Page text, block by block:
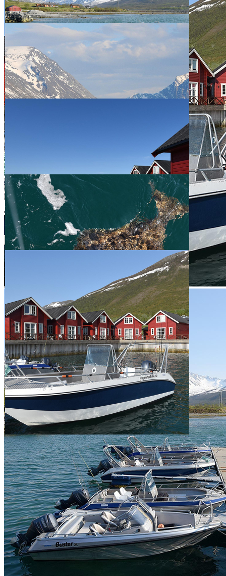
Tim Jaschke
Artikel vergriffen
Produktanhänge
Impressionen vom ersten Heilbuttseminar finden Sie hier:.
Heilbuttseminar mit Tim Jaschke und Attila Arendt in den
Lyngen Alpen; powered by DAIWA
Ein Seminar für Meeresangler auf Heilbutt, Dorsch, Seewolf
und Co.
Beschreibung
Umgeben von atemberaubenden Bergkulissen und der traumhaften
Natur im äußersten Norden Norwegens liegt unser Ziel des Heilbutt-
Seminares 2026. Die Lyngenhalbinsel bietet fast unzählige
Möglichkeiten, erfolgreich dem Heilbutt nachzustellen.
Wie genau dieses am erfolgreichsten von Statten geht und worauf es
alles ankommt, erklären Ihnen die Norwegenexperten und DAIWA-
Teamangler Tim Jaschke und Attila Arendt. Sie teilen Ihr Wissen
über viele Jahre in Norwegen gerne und erklären bis ins Detail alles
über die richtige Ausrüstung, Köderwahl und Angelmethode.
Direkt vor der Spitze der Lyngenhalbinsel, keine 15 Minuten
Bootsfahrt vom Hafen entfernt, mischen sich die Wassermassen des
Lyngen-Fjords mit dem Strom des Ullfjords. Hier trifft sich alles,
was Flossen hat und hungrig durch die Fjordwelt Nord-Norwegens
streift.
Neben dem Heilbutt wird auch der Dorsch unser Hauptzielfisch
dieser Tour sein.
In kleinen Gruppen (4 Gäste/1 Guide) führen die Seminarleiter die
Teilnehmer in 22 Fuß Alubooten mit 115 PS in an die besten
Fangplätze.
Tim und Attila stehen Ihnen täglich auf dem Wasser und an Land
mit Rat und Tat zur Seite. Ein Geräte-Check gehört genauso zum
Seminar, wie Techniken, Hintergründe und die Anleitung zur
perfekten Verarbeitung der gefangenen Fische. Zudem erhalten die
Teilnehmer eine abgestimmte Auswahl an Vorfächern und Zubehör
von DAIWA. Darüber hinaus stellt ihnen Tim auch gerne
unterschiedlichen Ruten und Rollen zum Testen zur Verfügung.
Sie wohnen in modernen Ferienhäusern, die auf Stelzen ins Wasser
gebaut wurden und jeweils 6 Personen ausreichend Platz bieten. Pro
Haus gibt es drei 2-Bett-Zimmer. Der Bootssteg, sowie der
Filetierraum ist nur wenige Schritte von der Unterkunft entfernt.
Der Flughafen Tromsö ist knapp 2 Stunden mit dem Auto entfernt.
Eine Einkaufsmöglichkeit ist in 2km Entfernung mit dem Boot, oder
zu Fuß, bequem erreichbar.
Bettwäsche, Handtücher und Endreinigung sind inklusive. Das
Frühstück sowie ein Abschlussessen sind ebenso im Seminarpreis
inkludiert, wie die Bootsmiete, die tägliche Betreuung durch die
Seminarleiter, sowie der Transfer von und zum Flughafen. Die
Benzinkosten für die Boote ist vor Ort von den Teilnehmern selbst
zu entrichten.